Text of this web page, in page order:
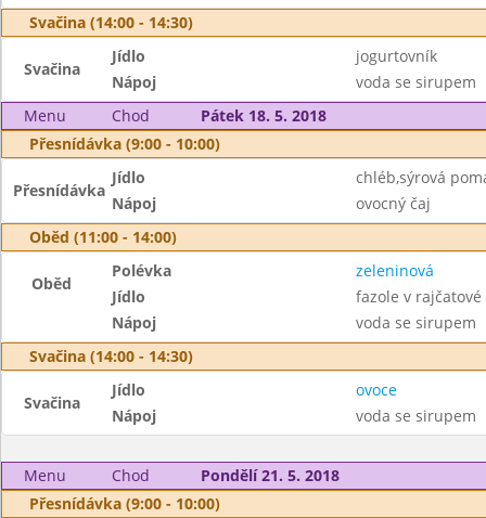
Svačina (14:00 - 14:30)
Svačina
Jídlo
jogurtovník
Nápoj
voda se sirupem
Menu
Chod
Pátek 18. 5. 2018
Přesnídávka (9:00 - 10:00)
Přesnídávka
Jídlo
chléb,sýrová
Nápoj
ovocný čaj
Oběd (11:00 - 14:00)
Oběd
Polévka
zeleninová
Jídlo
fazole v rajčatové
Nápoj
voda se sirupem
Svačina (14:00 - 14:30)
Svačina
Jídlo
ovoce
Nápoj
voda se sirupem
Menu Chod
Pondělí 21. 5. 2018
Přesnídávka (9:00 - 10:00)